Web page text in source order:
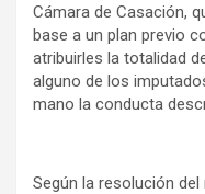
Cámara de Casación,
base a un plan previo
atribuirles la totalidad
alguno de los
mano la conducta
Según la resolución